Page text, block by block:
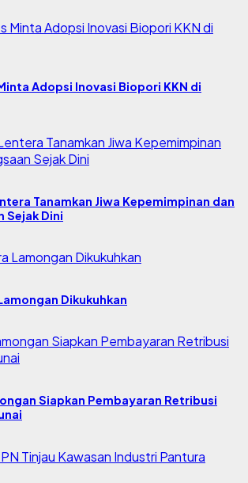
Adopsi Inovasi Biopori KKN di
Tanamkan Jiwa Kepemimpinan dan
Sejak Dini
Dikukuhkan
Siapkan Pembayaran Retribusi